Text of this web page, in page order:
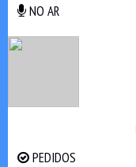
NO AR
PEDIDOS